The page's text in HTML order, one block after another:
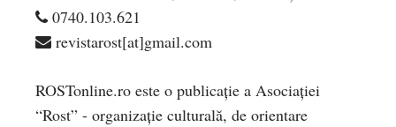
0740.103.621
revistarost[at]gmail.com
ROSTonline.ro este o publicaţie a Asociaţiei
“Rost” - organizaţie culturală, de orientare